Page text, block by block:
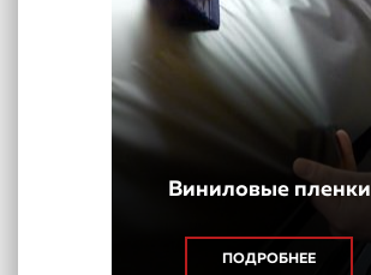
Виниловые пленки
ПОДРОБНЕЕ